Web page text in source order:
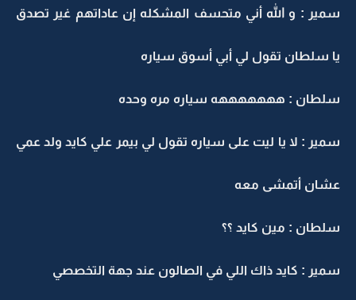
سمير : و الله أني متحسف المشكله إن عاداتهم غير تصدق
يا سلطان تقول لي أبي أسوق سياره
سلطان : هههههههه سياره مره وحده
سمير : لا يا ليت على سياره تقول لي بيمر علي كايد ولد عمي
عشان أتمشى معه
سلطان : مين كايد ؟؟
سمير : كايد ذاك اللي في الصالون عند جهة التخصصي